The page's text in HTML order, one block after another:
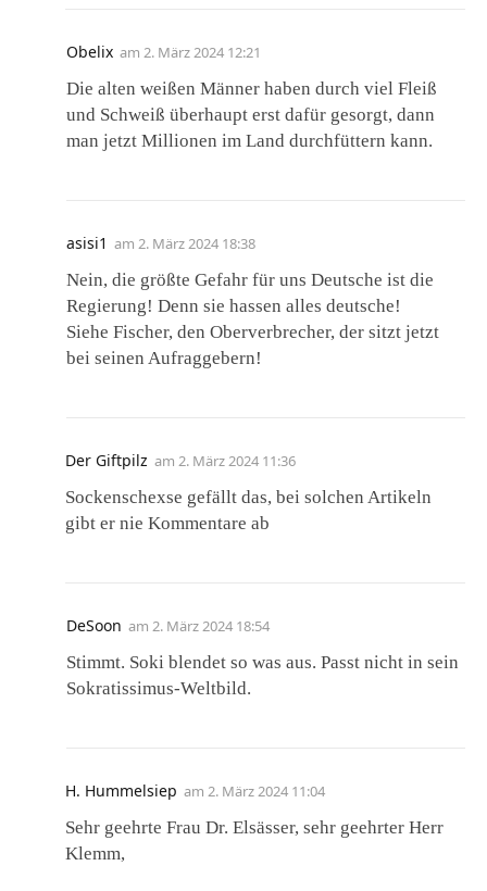
Obelix am 2. März 2024 12:21
Die alten weißen Männer haben durch viel Fleiß
und Schweiß überhaupt erst dafür gesorgt, dann
man jetzt Millionen im Land durchfüttern kann.
asisi1 am 2. März 2024 18:38
Nein, die größte Gefahr für uns Deutsche ist die
Regierung! Denn sie hassen alles deutsche!
Siehe Fischer, den Oberverbrecher, der sitzt jetzt
bei seinen Aufraggebern!
Der Giftpilz am 2. März 2024 11:36
Sockenschexse gefällt das, bei solchen Artikeln
gibt er nie Kommentare ab
DeSoon am 2. März 2024 18:54
Stimmt. Soki blendet so was aus. Passt nicht in sein
Sokratissimus-Weltbild.
H. Hummelsiep am 2. März 2024 11:04
Sehr geehrte Frau Dr. Elsässer, sehr geehrter Herr
Klemm,